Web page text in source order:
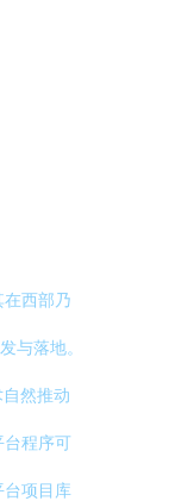
西部乃
与落地。
然推动
台程序可
台项目库